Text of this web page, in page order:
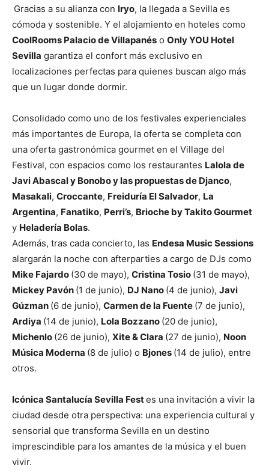
Gracias a su alianza con Iryo, la llegada a Sevilla es
cómoda y sostenible. Y el alojamiento en hoteles como
CoolRooms Palacio de Villapanés o Only YOU Hotel
Sevilla garantiza el confort más exclusivo en
localizaciones perfectas para quienes buscan algo más
que un lugar donde dormir.
Consolidado como uno de los festivales experienciales
más importantes de Europa, la oferta se completa con
una oferta gastronómica gourmet en el Village del
Festival, con espacios como los restaurantes Lalola de
Javi Abascal y Bonobo y las propuestas de Djanco,
Masakali, Croccante, Freiduría El Salvador, La
Argentina, Fanatiko, Perri’s, Brioche by Takito Gourmet
y Heladería Bolas.
Además, tras cada concierto, las Endesa Music Sessions
alargarán la noche con afterparties a cargo de DJs como
Mike Fajardo (30 de mayo), Cristina Tosio (31 de mayo),
Mickey Pavón (1 de junio), DJ Nano (4 de junio), Javi
Gúzman (6 de junio), Carmen de la Fuente (7 de junio),
Ardiya (14 de junio), Lola Bozzano (20 de junio),
Michenlo (26 de junio), Xite & Clara (27 de junio), Noon
Música Moderna (8 de julio) o Bjones (14 de julio), entre
otros.
Icónica Santalucía Sevilla Festes una invitación a vivir la
ciudad desde otra perspectiva: una experiencia cultural y
sensorial que transforma Sevilla en un destino
imprescindible para los amantes de la música y el buen
vivir.